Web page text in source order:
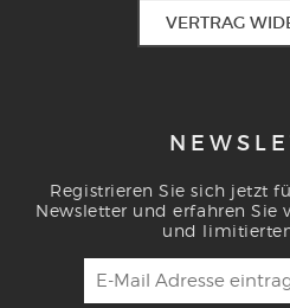
VERTRAG
Registrieren Sie sich jetzt
Newsletter und erfahren Sie
und